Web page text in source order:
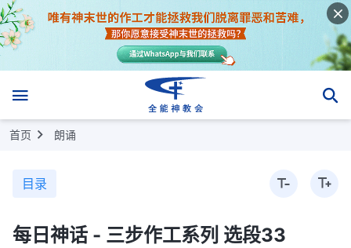
首页 朗诵
目录
每日神话 - 三步作工系列 选段33